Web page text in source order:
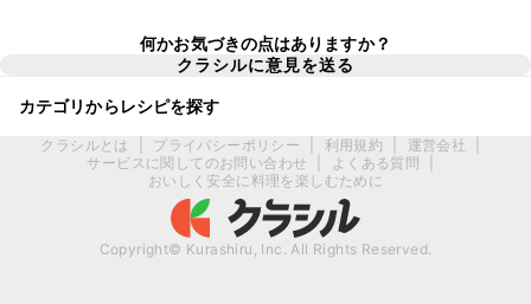
何かお気づきの点はありますか？
クラシルに意見を送る
カテゴリからレシピを探す
クラシルとは プライバシーポリシー 利用規約 運営会社
サービスに関してのお問い合わせ
よくある質問
おいしく安全に料理を楽しむために
Copyright© Kurashiru, Inc. All Rights Reserved.